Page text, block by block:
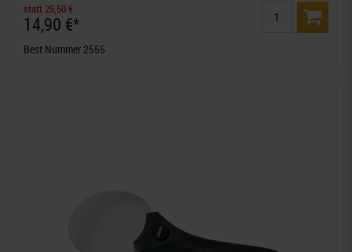
statt 25,50 €
14,90 €*
Best.Nummer 2555